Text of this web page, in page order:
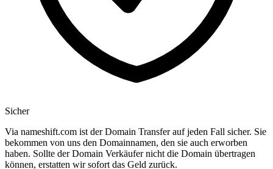
Sicher
Via nameshift.com ist der Domain Transfer auf jeden Fall sicher. Sie
bekommen von uns den Domainnamen, den sie auch erworben
haben. Sollte der Domain Verkäufer nicht die Domain übertragen
können, erstatten wir sofort das Geld zurück.